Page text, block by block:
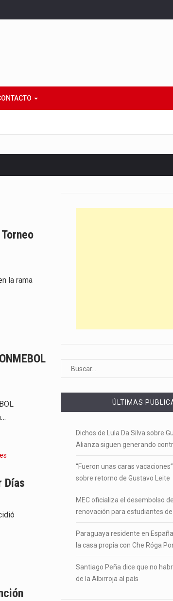
la rama
Días
ÚLTIMAS
Dichos de Lula Da Silva sobre
Alianza siguen generando
“Fueron unas caras
sobre retorno de Gustavo Leite
MEC oficializa el desembolso
renovación para estudiantes
Paraguaya residente en
la casa propia con Che Róga
Santiago Peña dice que no
de la Albirroja al país